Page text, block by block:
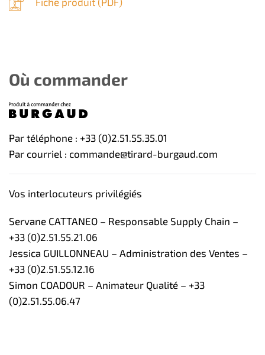
Où commander
Par téléphone : +33 (0)2.51.55.35.01
Par courriel : commande@tirard-burgaud.com
Vos interlocuteurs privilégiés
Servane CATTANEO – Responsable Supply Chain –
+33 (0)2.51.55.21.06
Jessica GUILLONNEAU – Administration des Ventes –
+33 (0)2.51.55.12.16
Simon COADOUR – Animateur Qualité – +33
(0)2.51.55.06.47